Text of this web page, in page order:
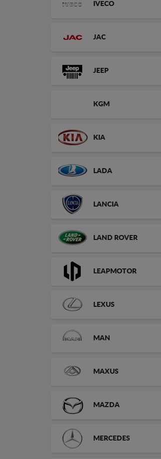
IVECO
JAC
JEEP
KGM
KIA
LADA
LANCIA
LAND ROVER
LEAPMOTOR
LEXUS
MAN
MAXUS
MAZDA
MERCEDES